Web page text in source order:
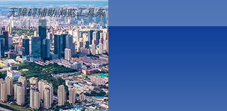
无障碍辅助浏览工具条